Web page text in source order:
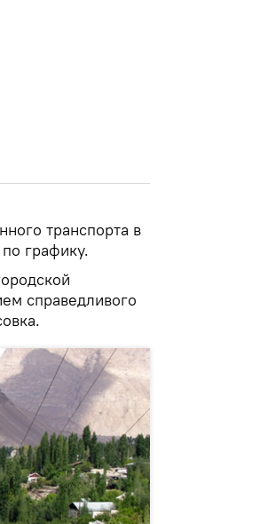
транспорта в
графику.
справедливого